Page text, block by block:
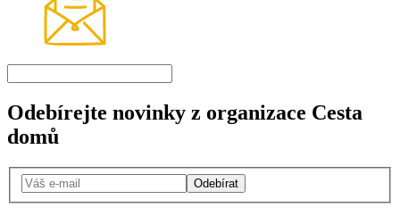
Odebírejte novinky z organizace Cesta
domů
Odebírat